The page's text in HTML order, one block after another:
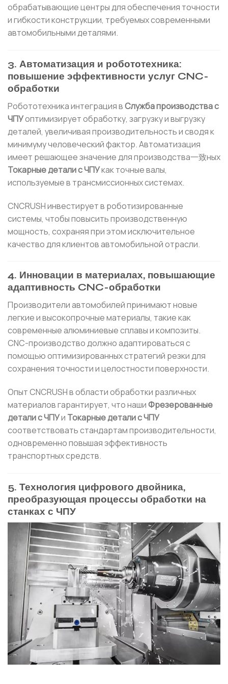
обрабатывающие центры для обеспечения точности
и гибкости конструкции, требуемых современными
автомобильными деталями.
3. Автоматизация и робототехника:
повышение эффективности услуг CNC-
обработки
Робототехника интеграция вСлужба производства с
ЧПУоптимизирует обработку, загрузку и выгрузку
деталей, увеличивая производительность и сводя к
минимуму человеческий фактор. Автоматизация
имеет решающее значение для производства一致ных
Токарные детали с ЧПУкак точные валы,
используемые в трансмиссионных системах.
CNCRUSH инвестирует в роботизированные
системы, чтобы повысить производственную
мощность, сохраняя при этом исключительное
качество для клиентов автомобильной отрасли.
4. Инновации в материалах, повышающие
адаптивность CNC-обработки
Производители автомобилей принимают новые
легкие и высокопрочные материалы, такие как
современные алюминиевые сплавы и композиты.
CNC-производство должно адаптироваться с
помощью оптимизированных стратегий резки для
сохранения точности и целостности поверхности.
Опыт CNCRUSH в области обработки различных
материалов гарантирует, что нашиФрезерованные
детали с ЧПУи Токарные детали с ЧПУ
соответствовать стандартам производительности,
одновременно повышая эффективность
транспортных средств.
5. Технология цифрового двойника,
преобразующая процессы обработки на
станках с ЧПУ